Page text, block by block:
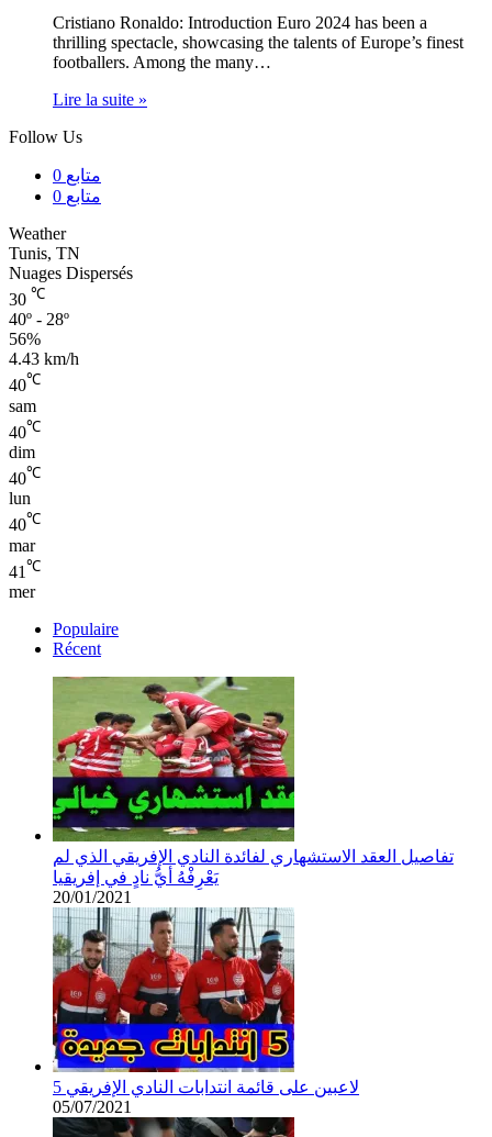
Cristiano Ronaldo: Introduction Euro 2024 has been a
thrilling spectacle, showcasing the talents of Europe’s finest
footballers. Among the many…
Lire la suite »
Follow Us
0 متابع
0 متابع
Weather
Tunis, TN
Nuages Dispersés
30 ℃
40º - 28º
56%
4.43 km/h
40℃
sam
40℃
dim
40℃
lun
40℃
mar
41 ℃
mer
Populaire
Récent
تفاصيل العقد الاستشهاري لفائدة النادي الإفريقي الذي لم
يَعْرِفْهُ أيُّ نادٍ في إفريقيا
20/01/2021
5 لاعبين على قائمة انتدابات النادي الإفريقي
05/07/2021